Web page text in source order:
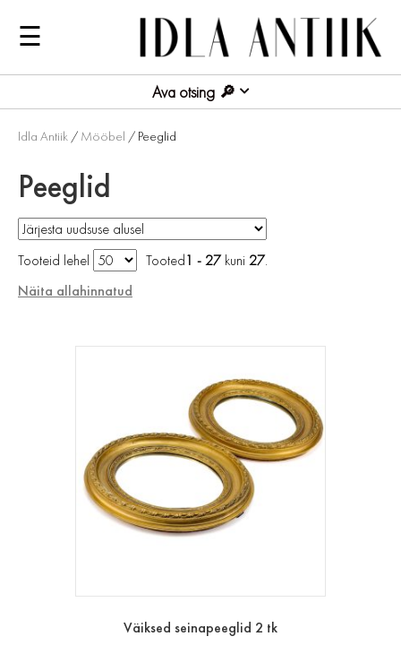
☰
Ava otsing
Idla Antiik / Mööbel / Peeglid
Peeglid
Tooteid lehel Tooted1 - 27kuni 27.
Näita allahinnatud
Väiksed seinapeeglid 2 tk